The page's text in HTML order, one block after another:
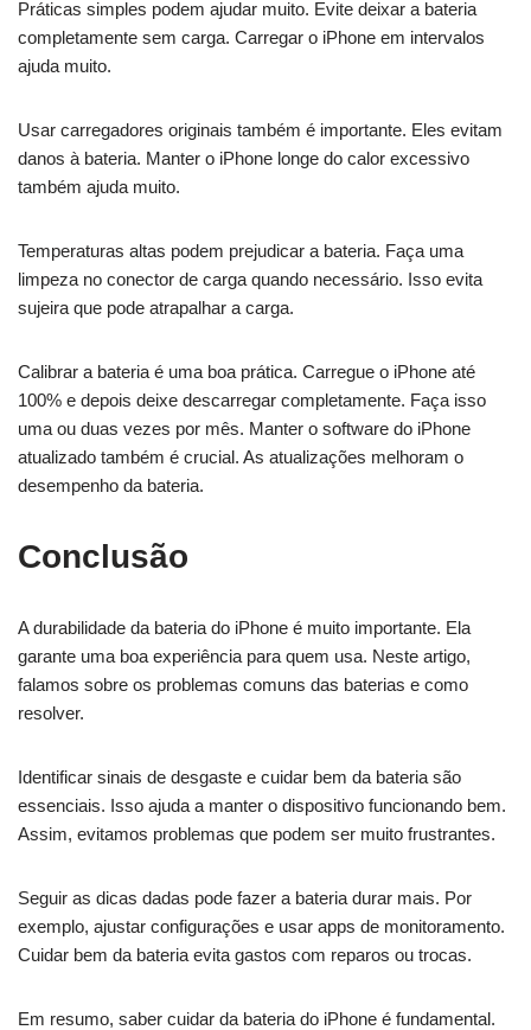
Práticas simples podem ajudar muito. Evite deixar a bateria
completamente sem carga. Carregar o iPhone em intervalos
ajuda muito.
Usar carregadores originais também é importante. Eles evitam
danos à bateria. Manter o iPhone longe do calor excessivo
também ajuda muito.
Temperaturas altas podem prejudicar a bateria. Faça uma
limpeza no conector de carga quando necessário. Isso evita
sujeira que pode atrapalhar a carga.
Calibrar a bateria é uma boa prática. Carregue o iPhone até
100% e depois deixe descarregar completamente. Faça isso
uma ou duas vezes por mês. Manter o software do iPhone
atualizado também é crucial. As atualizações melhoram o
desempenho da bateria.
Conclusão
A durabilidade da bateria do iPhone é muito importante. Ela
garante uma boa experiência para quem usa. Neste artigo,
falamos sobre os problemas comuns das baterias e como
resolver.
Identificar sinais de desgaste e cuidar bem da bateria são
essenciais. Isso ajuda a manter o dispositivo funcionando bem.
Assim, evitamos problemas que podem ser muito frustrantes.
Seguir as dicas dadas pode fazer a bateria durar mais. Por
exemplo, ajustar configurações e usar apps de monitoramento.
Cuidar bem da bateria evita gastos com reparos ou trocas.
Em resumo, saber cuidar da bateria do iPhone é fundamental.